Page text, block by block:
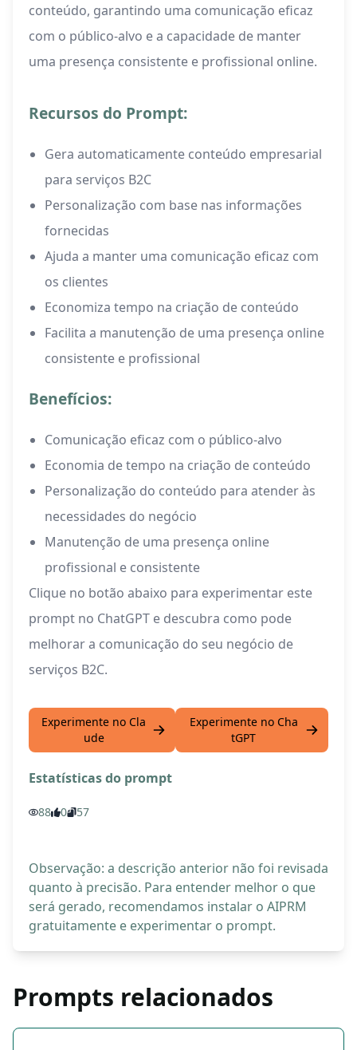
conteúdo, garantindo uma comunicação eficaz
com o público-alvo e a capacidade de manter
uma presença consistente e profissional online.
Recursos do Prompt:
Gera automaticamente conteúdo empresarial
para serviços B2C
Personalização com base nas informações
fornecidas
Ajuda a manter uma comunicação eficaz com
os clientes
Economiza tempo na criação de conteúdo
Facilita a manutenção de uma presença online
consistente e profissional
Benefícios:
Comunicação eficaz com o público-alvo
Economia de tempo na criação de conteúdo
Personalização do conteúdo para atender às
necessidades do negócio
Manutenção de uma presença online
profissional e consistente
Clique no botão abaixo para experimentar este
prompt no ChatGPT e descubra como pode
melhorar a comunicação do seu negócio de
serviços B2C.
Experimente no Cla
ude
Experimente no Cha
tGPT
Estatísticas do prompt
88 0 57
Observação: a descrição anterior não foi revisada
quanto à precisão. Para entender melhor o que
será gerado, recomendamos instalar o AIPRM
gratuitamente e experimentar o prompt.
Prompts relacionados